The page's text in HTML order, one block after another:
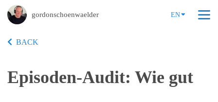
gordonschoenwaelder EN
BACK
Episoden-Audit: Wie gut